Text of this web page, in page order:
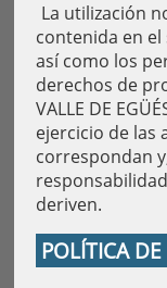
La utilización
contenida en el
así como los
derechos de
VALLE DE
ejercicio de las
correspondan
deriven.
POLÍTICA